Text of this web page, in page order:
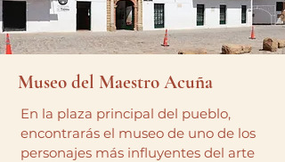
Museo del Maestro Acuña
En la plaza principal del pueblo,
encontrarás el museo de uno de los
personajes más influyentes del arte